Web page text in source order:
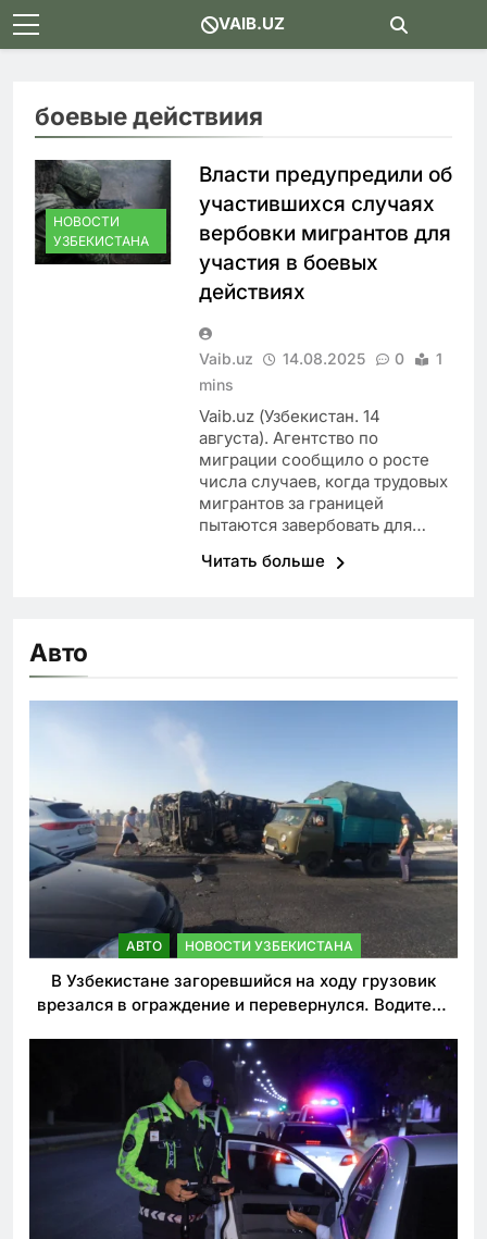
Skip
to
VAIB.UZ
боевые действиия
НОВОСТИ
УЗБЕКИСТАНА
Власти предупредили об
участившихся случаях
вербовки мигрантов для
участия в боевых
действиях
Vaib.uz 14.08.2025 0
1
mins
Vaib.uz (Узбекистан. 14
августа). Агентство по
миграции сообщило о росте
числа случаев, когда трудовых
мигрантов за границей
пытаются завербовать для…
Читать больше
Авто
АВТО НОВОСТИ УЗБЕКИСТАНА
В Узбекистане загоревшийся на ходу грузовик
врезался в ограждение и перевернулся. Водитель